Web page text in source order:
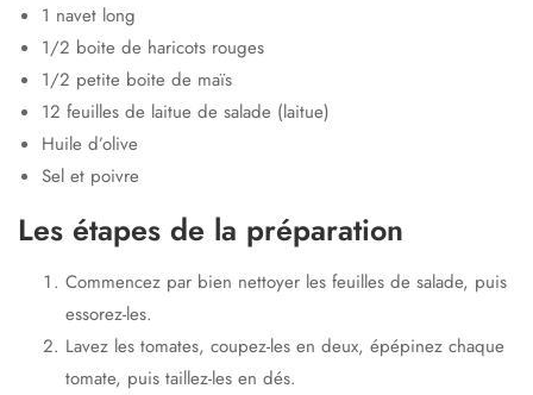
1 navet long
1/2 boite de haricots rouges
1/2 petite boite de maïs
12 feuilles de laitue de salade (laitue)
Huile d’olive
Sel et poivre
Les étapes de la préparation
Commencez par bien nettoyer les feuilles de salade, puis
essorez-les.
Lavez les tomates, coupez-les en deux, épépinez chaque
tomate, puis taillez-les en dés.